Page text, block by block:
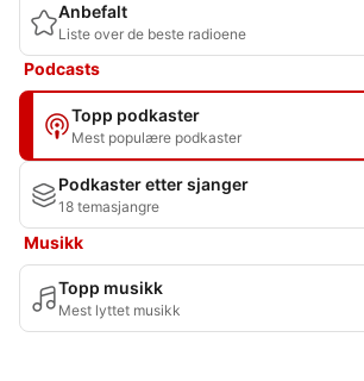
Anbefalt
Liste over de beste radioene
Podcasts
Topp podkaster
Mest populære podkaster
Podkaster etter sjanger
18 temasjangre
Musikk
Topp musikk
Mest lyttet musikk